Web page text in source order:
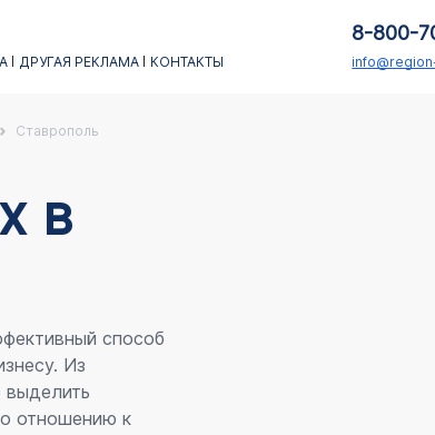
ДРУГАЯ РЕКЛАМА КОНТАКТЫ
8-800-
Ставрополь
в
способ
Из
отношению к